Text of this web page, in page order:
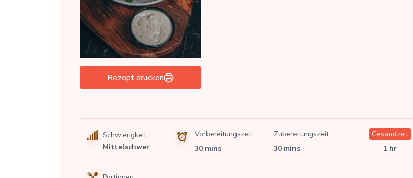
Rezept drucken
Schwierigkeit:
Mittelschwer
Vorbereitungszeit
30 mins
Zubereitungszeit
30 mins
Gesamtzeit
1 hr